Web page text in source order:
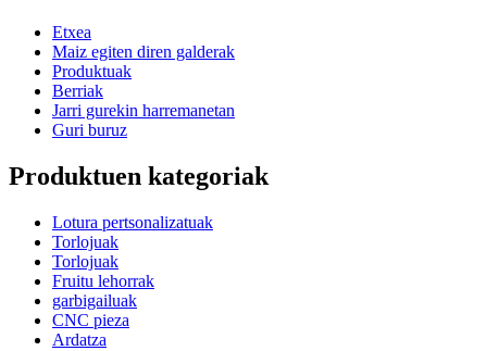
Etxea
Maiz egiten diren galderak
Produktuak
Berriak
Jarri gurekin harremanetan
Guri buruz
Produktuen kategoriak
Lotura pertsonalizatuak
Torlojuak
Torlojuak
Fruitu lehorrak
garbigailuak
CNC pieza
Ardatza